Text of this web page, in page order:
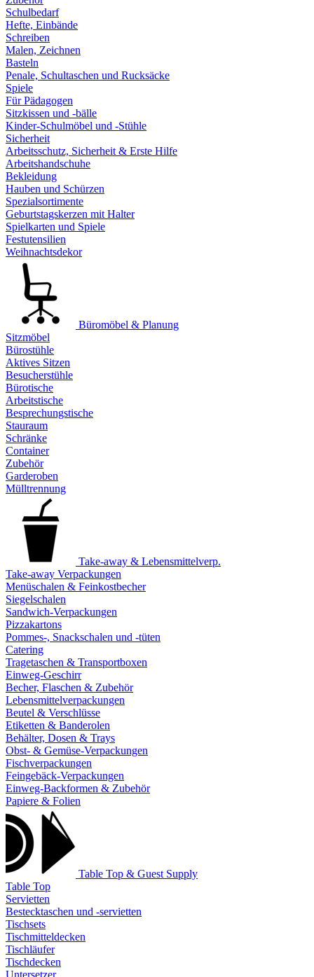
Schulbedarf
Hefte, Einbände
Schreiben
Malen, Zeichnen
Basteln
Penale, Schultaschen und Rucksäcke
Spiele
Für Pädagogen
Sitzkissen und -bälle
Kinder-Schulmöbel und -Stühle
Sicherheit
Arbeitsschutz, Sicherheit & Erste Hilfe
Arbeitshandschuhe
Bekleidung
Hauben und Schürzen
Spezialsortimente
Geburtstagskerzen mit Halter
Spielkarten und Spiele
Festutensilien
Weihnachtsdekor
Büromöbel & Planung
Sitzmöbel
Bürostühle
Aktives Sitzen
Besucherstühle
Bürotische
Arbeitstische
Besprechungstische
Stauraum
Schränke
Container
Zubehör
Garderoben
Mülltrennung
Take-away & Lebensmittelverp.
Take-away Verpackungen
Menüschalen & Feinkostbecher
Siegelschalen
Sandwich-Verpackungen
Pizzakartons
Pommes-, Snackschalen und -tüten
Catering
Tragetaschen & Transportboxen
Einweg-Geschirr
Becher, Flaschen & Zubehör
Lebensmittelverpackungen
Beutel & Verschlüsse
Etiketten & Banderolen
Behälter, Dosen & Trays
Obst- & Gemüse-Verpackungen
Fischverpackungen
Feingebäck-Verpackungen
Einweg-Backformen & Zubehör
Papiere & Folien
Table Top & Guest Supply
Table Top
Servietten
Bestecktaschen und -servietten
Tischsets
Tischmitteldecken
Tischläufer
Tischdecken